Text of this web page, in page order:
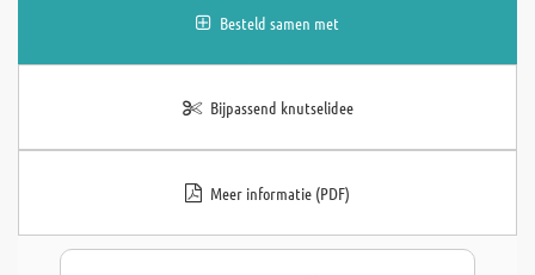
Besteld samen met
Bijpassend knutselidee
Meer informatie (PDF)